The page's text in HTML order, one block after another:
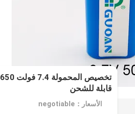
قابلة للشحن
الأسعار：negotiable